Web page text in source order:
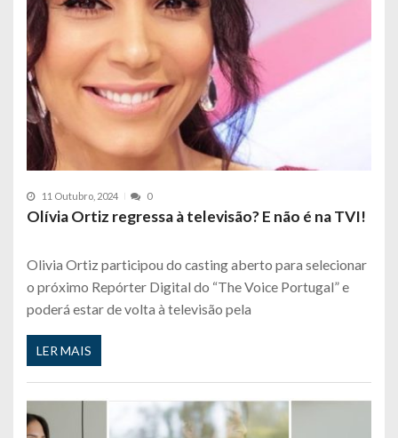
11 Outubro, 2024 0
Olívia Ortiz regressa à televisão? E não é na TVI!
Olivia Ortiz participou do casting aberto para selecionar
o próximo Repórter Digital do “The Voice Portugal” e
poderá estar de volta à televisão pela
LER MAIS